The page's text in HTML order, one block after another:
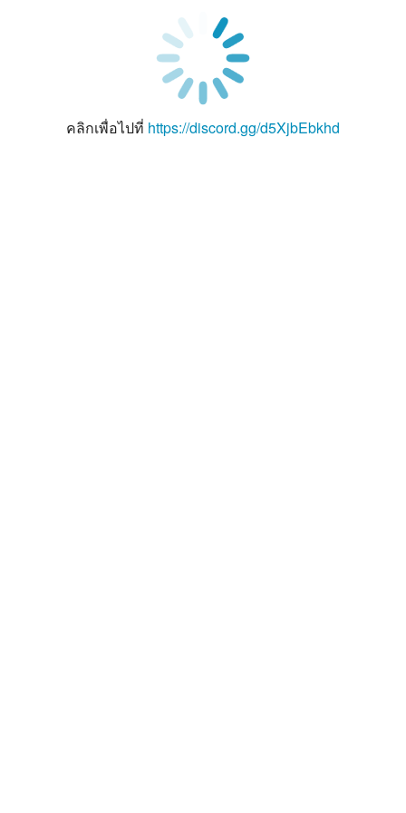
คลิกเพื่อไปที่ https://discord.gg/d5XjbEbkhd